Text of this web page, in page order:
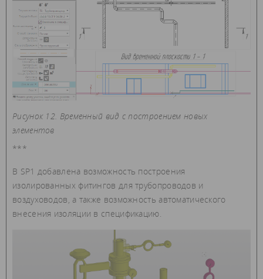
Рисунок 12. Временный вид с построением новых
элементов
***
В SP1 добавлена возможность построения
изолированных фитингов для трубопроводов и
воздуховодов, а также возможность автоматического
внесения изоляции в спецификацию.